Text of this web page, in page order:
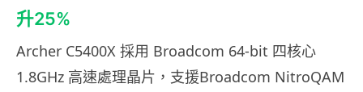
升25%
Archer C5400X 採用 Broadcom 64-bit 四核心
1.8GHz 高速處理晶片，支援Broadcom NitroQAM